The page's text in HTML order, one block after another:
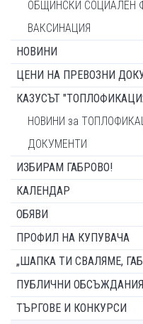
ОБЩИНСКИ СОЦИАЛЕН
ВАКСИНАЦИЯ
НОВИНИ
ЦЕНИ НА ПРЕВОЗНИ
КАЗУСЪТ
НОВИНИ за
ДОКУМЕНТИ
ИЗБИРАМ ГАБРОВО!
КАЛЕНДАР
ОБЯВИ
ПРОФИЛ НА КУПУВАЧА
„ШАПКА ТИ СВАЛЯМЕ,
ПУБЛИЧНИ
ТЪРГОВЕ И КОНКУРСИ